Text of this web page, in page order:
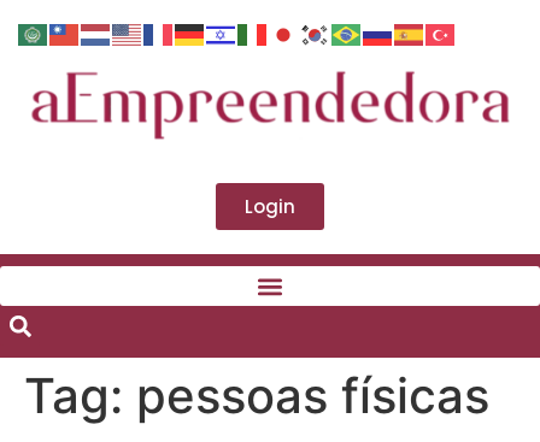
Login
Tag: pessoas físicas